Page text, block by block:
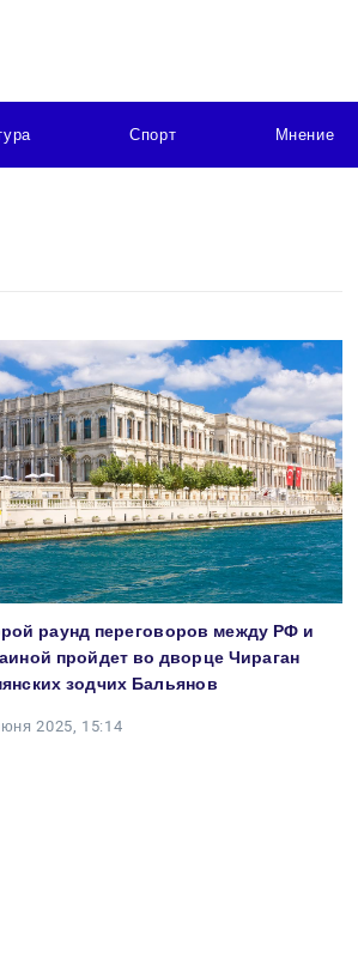
Спорт Мнение
раунд переговоров между РФ и
пройдет во дворце Чираган
зодчих Бальянов
2025, 15:14